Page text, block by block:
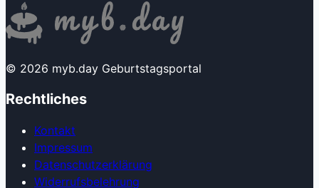
© 2026 myb.day Geburtstagsportal
Rechtliches
Kontakt
Impressum
Datenschutzerklärung
Widerrufsbelehrung